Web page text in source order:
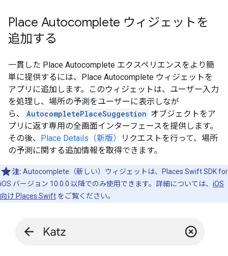
Place Autocomplete ウィジェットを
追加する
一貫した Place Autocomplete エクスペリエンスをより簡
単に提供するには、Place Autocomplete ウィジェットを
アプリに追加します。このウィジェットは、ユーザー入力
を処理し、場所の予測をユーザーに表示しなが
ら、
AutocompletePlaceSuggestion オブジェクトをア
プリに返す専用の全画面インターフェースを提供します。
その後、 Place Details（新版）
リクエストを行って、場所
の予測に関する追加情報を取得できます。
注: Autocomplete（新しい）ウィジェットは、Places Swift SDK for
iOS バージョン 10.0.0 以降でのみ使用できます。詳細については、 iOS
向け Places Swift をご覧ください。